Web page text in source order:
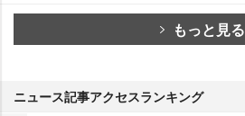
もっと見る
ニュース記事アクセスランキング